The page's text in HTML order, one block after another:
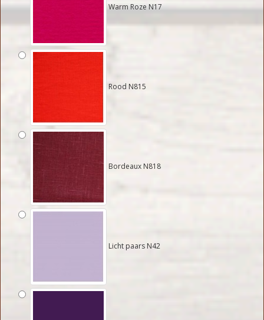
Warm Roze N17
Rood N815
Bordeaux N818
Licht paars N42